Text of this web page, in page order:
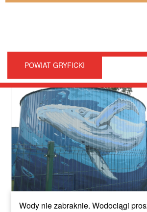
POWIAT GRYFICKI
Wody nie zabraknie. Wodociągi